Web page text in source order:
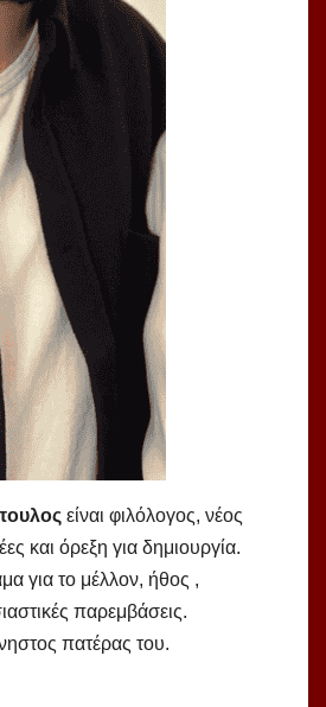
είναι φιλόλογος, νέος
και όρεξη για δημιουργία.
για το μέλλον, ήθος ,
παρεμβάσεις.
πατέρας του.